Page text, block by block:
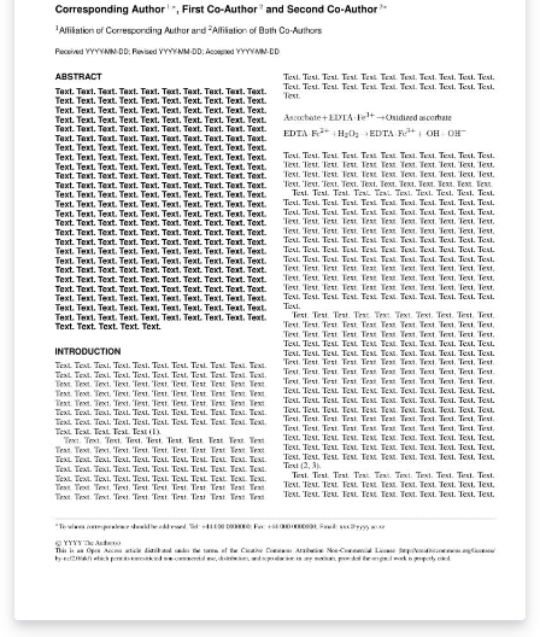
collect data, and to share what we discovered with our
classmates.